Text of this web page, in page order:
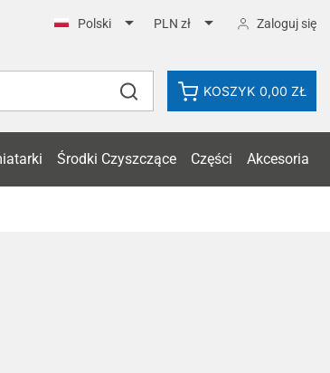
Polski  PLN zł  Zaloguj się
KOSZYK 0,00 ZŁ
Środki Czyszczące Części Akcesoria